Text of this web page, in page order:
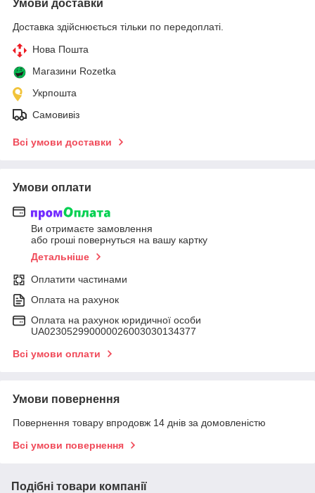
Умови доставки
Доставка здійснюється тільки по передоплаті.
Нова Пошта
Магазини Rozetka
Укрпошта
Самовивіз
Всі умови доставки
Умови оплати
Ви отримаєте замовлення
або гроші повернуться на вашу картку
Детальніше
Оплатити частинами
Оплата на рахунок
Оплата на рахунок юридичної особи
UA023052990000026003030134377
Всі умови оплати
Умови повернення
Повернення товару впродовж 14 днів за домовленістю
Всі умови повернення
Подібні товари компанії